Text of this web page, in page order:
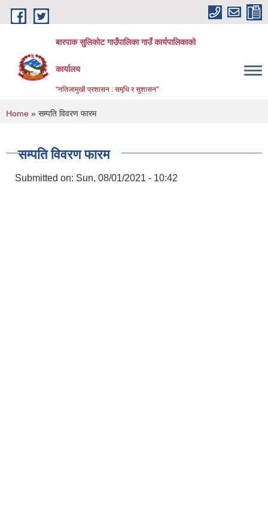
Skip to main content
बारपाक सुलिकोट गाउँपालिका गाउँ कार्यपालिकाको
कार्यालय
"नतिजामुखी प्रशासन : समृधि र सुशासन"
You are here
Home » सम्पति विवरण फारम
सम्पति विवरण फारम
Submitted on: Sun, 08/01/2021 - 10:42